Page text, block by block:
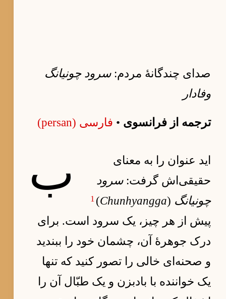
صدای چندگانهٔ مردم:سرود چونیانگ
وفادار
ترجمه از فرانسوی • فارسی (persan)
ب
اید عنوان را به معنای
حقیقی‌اش گرفت:سرود
چونیانگ (
Chunhyangga
)
1
پیش از هر چیز، یک سرود است. برای
درک جوهرهٔ آن، چشمان خود را ببندید
و صحنه‌ای خالی را تصور کنید که تنها
یک خواننده با بادبزن و یک طبّال آن را